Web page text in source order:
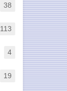
38
113
4
19